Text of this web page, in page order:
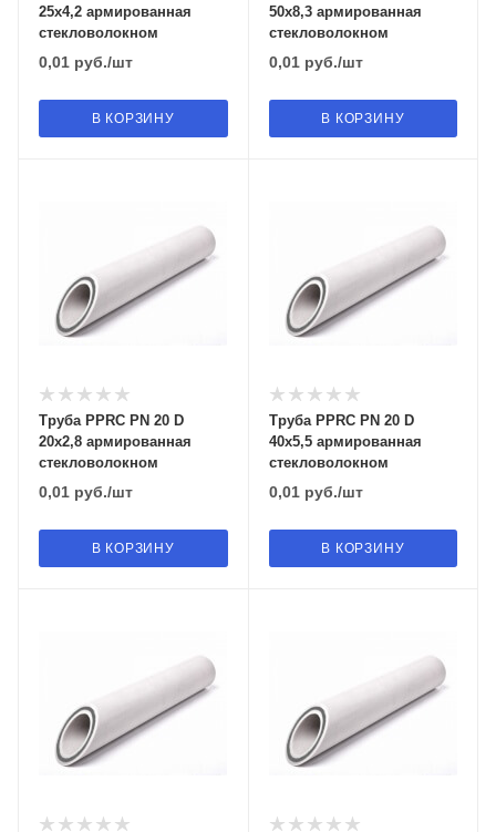
25х4,2 армированная
стекловолокном
0,01 руб./шт
В КОРЗИНУ
50х8,3 армированная
стекловолокном
0,01руб./шт
В КОРЗИНУ
Труба PPRC PN 20 D
20х2,8 армированная
стекловолокном
0,01 руб./шт
В КОРЗИНУ
Труба PPRC PN 20 D
40х5,5 армированная
стекловолокном
0,01руб./шт
В КОРЗИНУ